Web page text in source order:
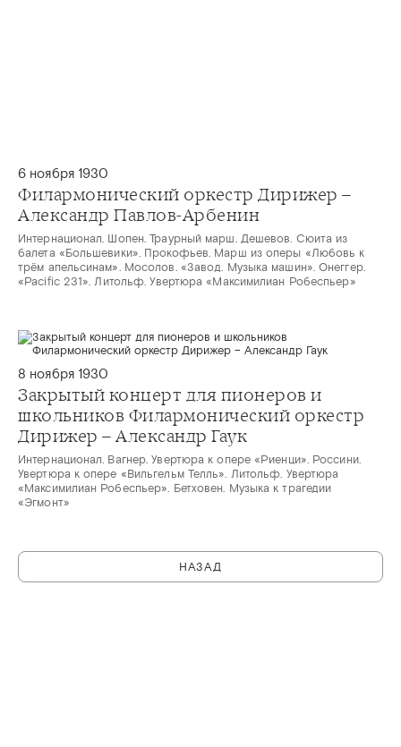
6 ноября 1930
Филармонический оркестр Дирижер –
Александр Павлов-Арбенин
Интернационал. Шопен. Траурный марш. Дешевов. Сюита из
балета «Большевики». Прокофьев. Марш из оперы «Любовь к
трём апельсинам». Мосолов. «Завод. Музыка машин». Онеггер.
«Pacific 231». Литольф. Увертюра «Максимилиан Робеспьер»
8 ноября 1930
Закрытый концерт для пионеров и
школьников Филармонический оркестр
Дирижер – Александр Гаук
Интернационал. Вагнер. Увертюра к опере «Риенци». Россини.
Увертюра к опере «Вильгельм Телль». Литольф. Увертюра
«Максимилиан Робеспьер». Бетховен. Музыка к трагедии
«Эгмонт»
НАЗАД